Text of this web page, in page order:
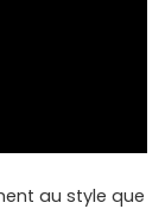
au style que